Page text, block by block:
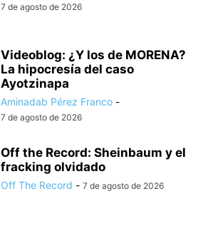
7 de agosto de 2026
Videoblog: ¿Y los de MORENA?
La hipocresía del caso
Ayotzinapa
Aminadab Pérez Franco -
7 de agosto de 2026
Off the Record: Sheinbaum y el
fracking olvidado
Off The Record - 7 de agosto de 2026